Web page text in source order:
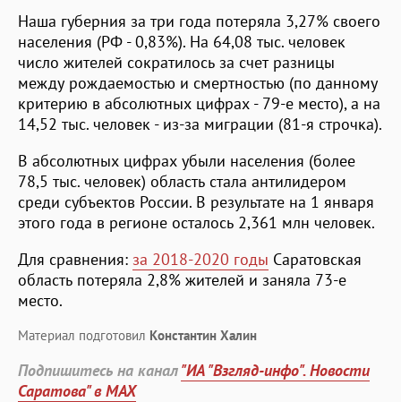
Наша губерния за три года потеряла 3,27% своего
населения (РФ - 0,83%). На 64,08 тыс. человек
число жителей сократилось за счет разницы
между рождаемостью и смертностью (по данному
критерию в абсолютных цифрах - 79-е место), а на
14,52 тыс. человек - из-за миграции (81-я строчка).
В абсолютных цифрах убыли населения (более
78,5 тыс. человек) область стала антилидером
среди субъектов России. В результате на 1 января
этого года в регионе осталось 2,361 млн человек.
Для сравнения: за 2018-2020 годы Саратовская
область потеряла 2,8% жителей и заняла 73-е
место.
Материал подготовил Константин Халин
Подпишитесь на канал"ИА "Взгляд-инфо". Новости
Саратова" в MAX